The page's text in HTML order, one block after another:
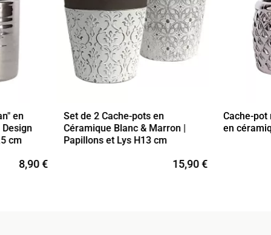
en
cm
8,90 €
Set de 2 Cache-pots en
Céramique Blanc & Marron |
Papillons et Lys H13 cm
15,90 €
Cache-
en